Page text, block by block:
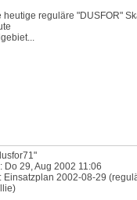
heutige reguläre "DUSFOR"
Do 29, Aug 2002 11:06
Einsatzplan 2002-08-29